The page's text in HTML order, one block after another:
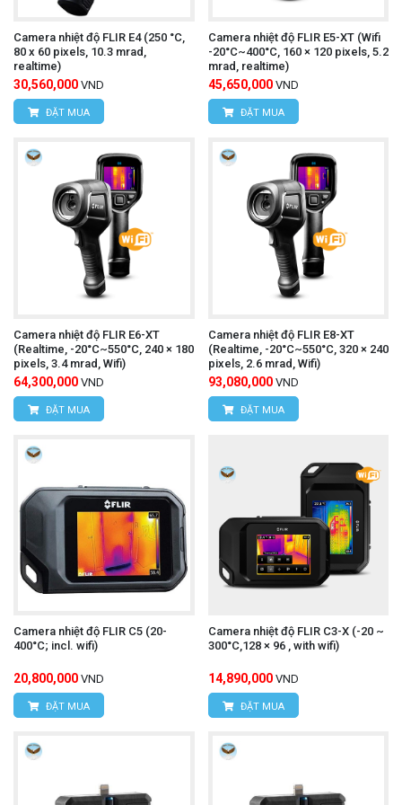
máy.
Chọn chế độ đo:
Nhấn nút chức năng để chọn
chế độ đo mong muốn (đo nhiệt độ, ghi hình ảnh,
ghi video).
Hướng camera vào vật thể cần đo:Hướng
camera vào vật thể cần đo và đảm bảo khoảng
cách đo phù hợp.
Quan sát kết quả đo lường:
Màn hình LCD sẽ
hiển thị hình ảnh nhiệt và giá trị nhiệt độ của vật
Lưu trữ dữ liệu: Lưu trữ hình ảnh nhiệt, video
nhiệt hoặc dữ liệu đo lường vào bộ nhớ máy hoặc
thẻ nhớ (nếu có).
Ampe kìm UNI-T UT216C
(AC/DC 600A,True RMS)
Để mua được
camera nhiệt độ UNI-T
quý khách hãy liên hệ trực tiếp với chúng tôi:
CÔNG TY TNHH THIẾT BỊ VÀ CÔNG NGHỆ
HÙNG NGUYÊN TECH - HÀ NỘI
Camera nhiệt độ FLIR E4 (250 °C,
80 x 60 pixels, 10.3 mrad,
realtime)
30,560,000 VND
ĐẶT MUA
Camera nhiệt độ FLIR E5-XT (Wifi
-20°C~400°C, 160 × 120 pixels, 5.2
mrad, realtime)
45,650,000 VND
ĐẶT MUA
Camera nhiệt độ FLIR E6-XT
(Realtime, -20°C~550°C, 240 × 180
pixels, 3.4 mrad, Wifi)
64,300,000 VND
ĐẶT MUA
Camera nhiệt độ FLIR E8-XT
(Realtime, -20°C~550°C, 320 × 240
pixels, 2.6 mrad, Wifi)
93,080,000 VND
ĐẶT MUA
Camera nhiệt độ FLIR C5 (20-
400°C; incl. wifi)
20,800,000 VND
ĐẶT MUA
Camera nhiệt độ FLIR C3-X (-20 ~
300°C,128 × 96 , with wifi)
14,890,000 VND
ĐẶT MUA